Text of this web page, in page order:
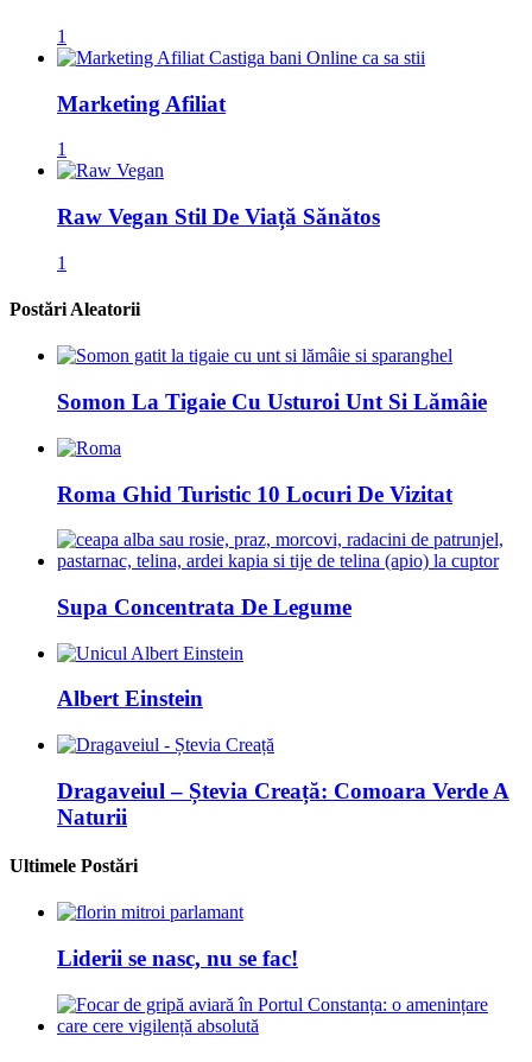
1
Marketing Afiliat
1
Raw Vegan Stil De Viață Sănătos
1
Postări Aleatorii
Somon La Tigaie Cu Usturoi Unt Si Lămâie
Roma Ghid Turistic 10 Locuri De Vizitat
Supa Concentrata De Legume
Albert Einstein
Dragaveiul – Ștevia Creață: Comoara Verde A
Naturii
Ultimele Postări
Liderii se nasc, nu se fac!